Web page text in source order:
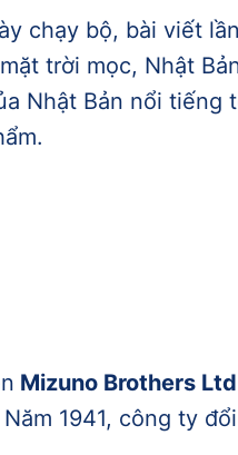
chạy bộ, bài viết
trời mọc, Nhật
Nhật Bản nổi tiếng
Mizuno Brothers Ltd
1941, công ty